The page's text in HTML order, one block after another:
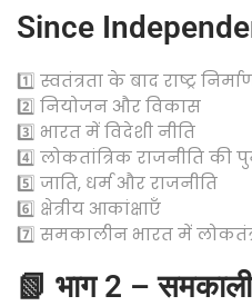
Since
1️⃣ स्वतंत्रता के बाद राष्ट्र
2️⃣ नियोजन और विकास
3️⃣ भारत में विदेशी नीति
4️⃣ लोकतांत्रिक राजनीति की
5️⃣ जाति, धर्म और राजनीति
6️⃣ क्षेत्रीय आकांक्षाएँ
7️⃣ समकालीन भारत में
📗 भाग 2 –